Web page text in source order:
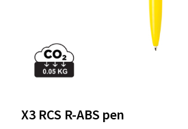
X3 RCS R-ABS pen